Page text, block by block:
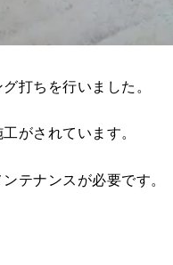
打ちを行いました。
がされています。
テナンスが必要です。